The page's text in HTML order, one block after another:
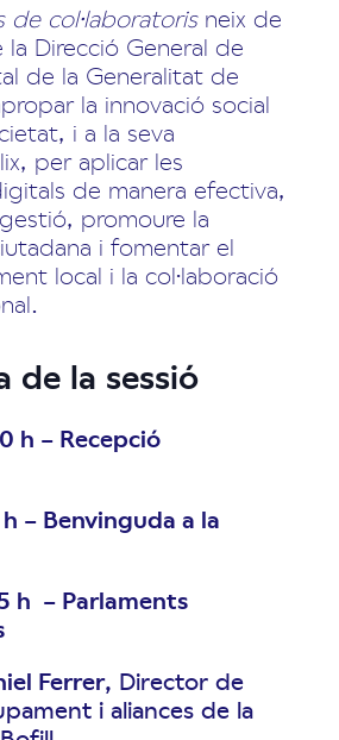
de col·laboratorisneix de
Direcció General de
de la Generalitat de
la innovació social
i a la seva
per aplicar les
de manera efectiva,
promoure la
i fomentar el
local i la col·laboració
de la sessió
h – Recepció
– Benvinguda a la
h – Parlaments
Ferrer, Director de
i aliances de la